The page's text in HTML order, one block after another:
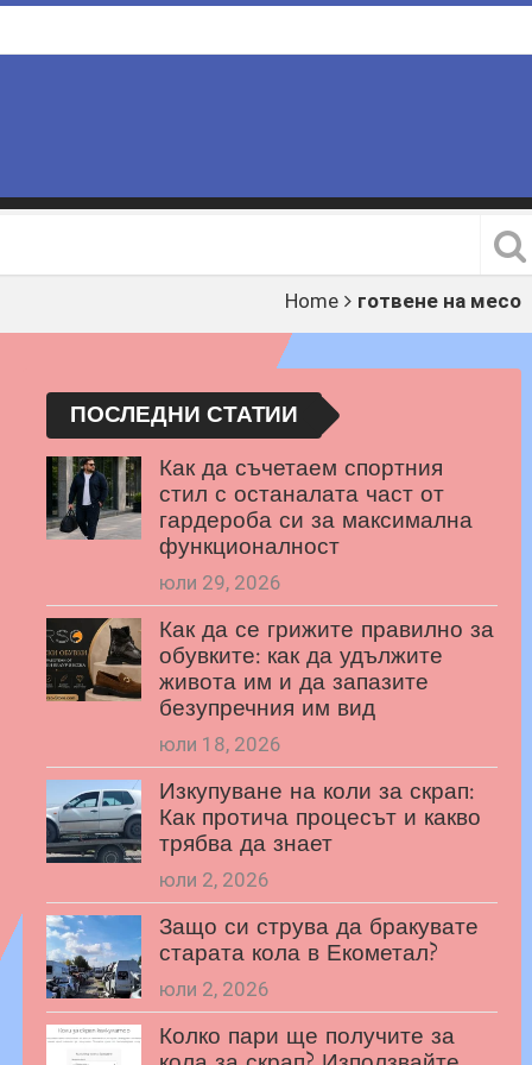
Home готвене на месо
ПОСЛЕДНИ СТАТИИ
Как да съчетаем спортния
стил с останалата част от
гардероба си за максимална
функционалност
юли 29, 2026
Как да се грижите правилно за
обувките: как да удължите
живота им и да запазите
безупречния им вид
юли 18, 2026
Изкупуване на коли за скрап:
Как протича процесът и какво
трябва да знает
юли 2, 2026
Защо си струва да бракувате
старата кола в Екометал?
юли 2, 2026
Колко пари ще получите за